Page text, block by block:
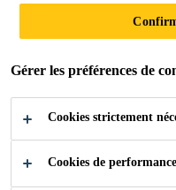
BÉTON
Construction ...
Gérer les préférences de
Cookies strictement
Cookies de performance